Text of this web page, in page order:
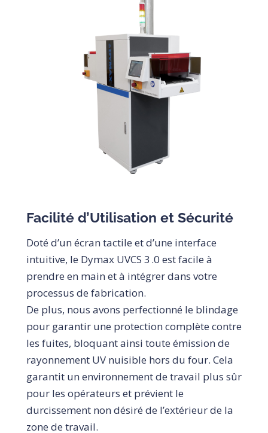
Facilité d’Utilisation et Sécurité
Doté d’un écran tactile et d’une interface
intuitive, le Dymax UVCS 3 .0 est facile à
prendre en main et à intégrer dans votre
processus de fabrication.
De plus, nous avons perfectionné le blindage
pour garantir une protection complète contre
les fuites, bloquant ainsi toute émission de
rayonnement UV nuisible hors du four. Cela
garantit un environnement de travail plus sûr
pour les opérateurs et prévient le
durcissement non désiré de l’extérieur de la
zone de travail.